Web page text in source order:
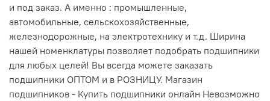
и под заказ. А именно : промышленные,
автомобильные, сельскохозяйственные,
железнодорожные, на электротехнику и т.д. Ширина
нашей номенклатуры позволяет подобрать подшипники
для любых целей! Вы всегда можете заказать
подшипники ОПТОМ и в РОЗНИЦУ. Магазин
подшипников - Купить подшипники онлайн Невозможно